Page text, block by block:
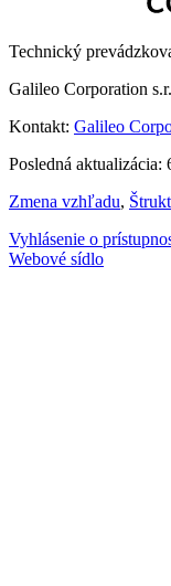
Technický
Galileo Corporation
Kontakt: Galileo
Posledná aktualizácia:
Zmena vzhľadu,
Vyhlásenie o
Webové sídlo